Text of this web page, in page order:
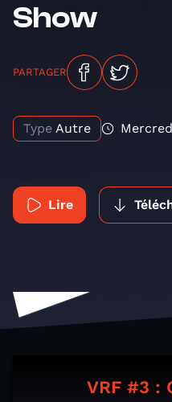
Show
PARTAGER
Type Autre
Lire
VRF #3 :